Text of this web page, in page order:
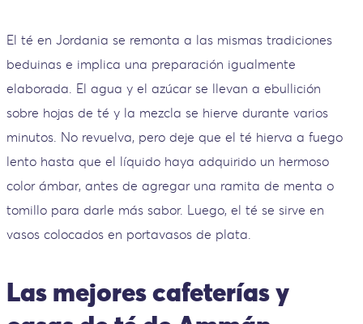
El té en Jordania se remonta a las mismas tradiciones
beduinas e implica una preparación igualmente
elaborada. El agua y el azúcar se llevan a ebullición
sobre hojas de té y la mezcla se hierve durante varios
minutos. No revuelva, pero deje que el té hierva a fuego
lento hasta que el líquido haya adquirido un hermoso
color ámbar, antes de agregar una ramita de menta o
tomillo para darle más sabor. Luego, el té se sirve en
vasos colocados en portavasos de plata.
Las mejores cafeterías y